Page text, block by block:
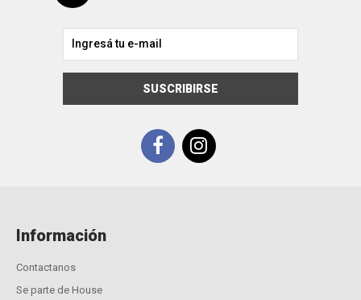
SUSCRIBIRSE
Información
Contactanos
Se parte de House